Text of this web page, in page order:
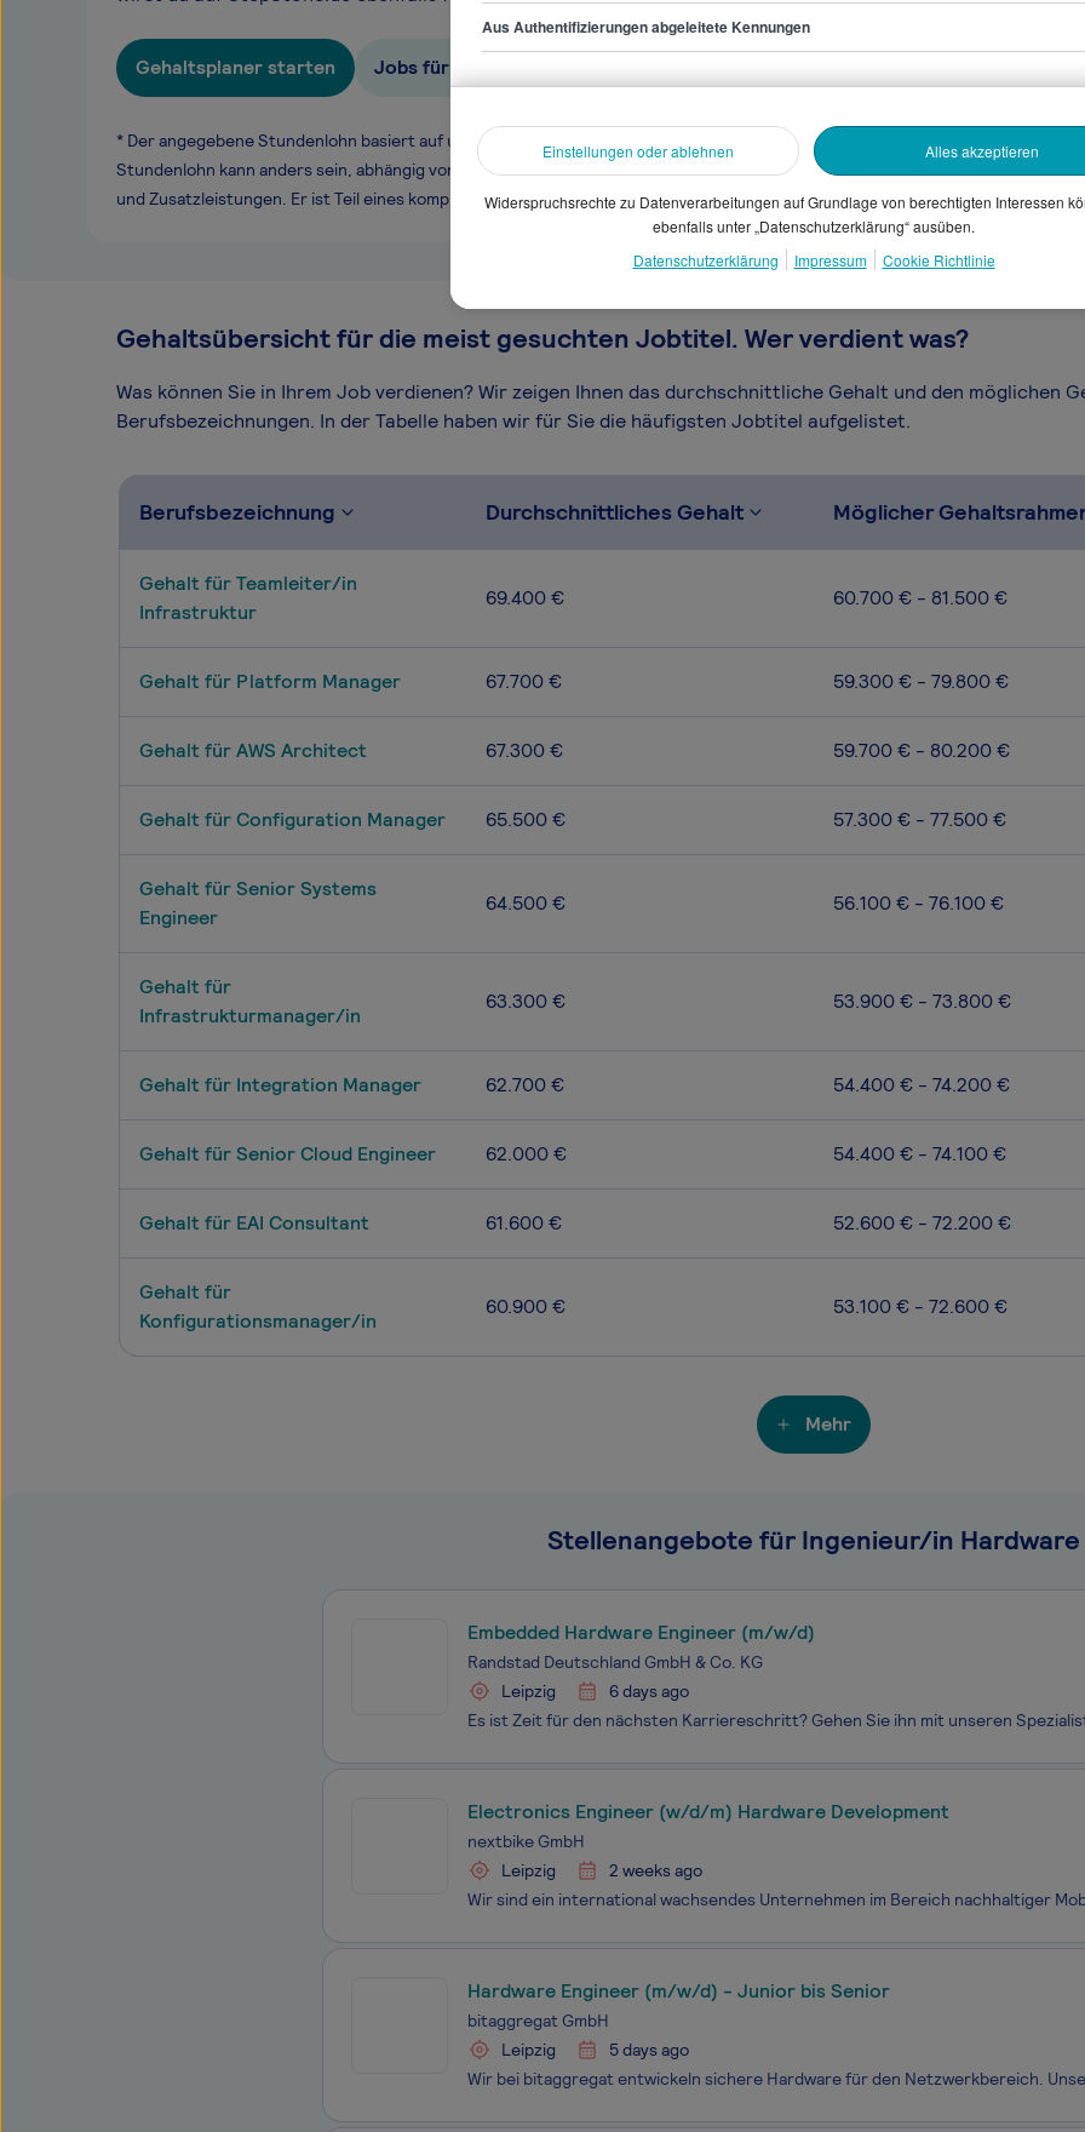
Gehaltsplaner starten Jobs für Ingenieur/in Hardware
* Der angegebene Stundenlohn basiert auf unseren gesammelten Daten. Dein
Stundenlohn kann anders sein, abhängig von Überstunden, Branche, Selbstständigkeit
und Zusatzleistungen. Er ist Teil eines komplexen Vergütungssystems.
Gehaltsübersicht für die meist gesuchten Jobtitel. Wer verdient was?
Was können Sie in Ihrem Job verdienen? Wir zeigen Ihnen das durchschnittliche Gehalt und den möglichen
Berufsbezeichnungen. In der Tabelle haben wir für Sie die häufigsten Jobtitel aufgelistet.
Berufsbezeichnung Durchschnittliches Gehalt Möglicher
Gehalt für Teamleiter/in
Infrastruktur
69.400 € 60.700 € - 81.500 €
Gehalt für Platform Manager 67.700 € 59.300 € - 79.800 €
Gehalt für AWS Architect 67.300 € 59.700 € - 80.200 €
Gehalt für Configuration Manager 65.500 € 57.300 € - 77.500 €
Gehalt für Senior Systems
Engineer
64.500 € 56.100 € - 76.100 €
Gehalt für
Infrastrukturmanager/in
63.300 € 53.900 € - 73.800 €
Gehalt für Integration Manager 62.700 € 54.400 € - 74.200 €
Gehalt für Senior Cloud Engineer 62.000 € 54.400 € - 74.100 €
Gehalt für EAI Consultant 61.600 € 52.600 € - 72.200 €
Gehalt für
Konfigurationsmanager/in
60.900 € 53.100 € - 72.600 €
Mehr
Stellenangebote für Ingenieur/in Hardware
Embedded Hardware Engineer (m/w/d)
Randstad Deutschland GmbH & Co. KG
Leipzig
6 days ago
Electronics Engineer (w/d/m) Hardware Development
nextbike GmbH
Leipzig
2 weeks ago
Hardware Engineer (m/w/d) - Junior bis Senior
bitaggregat GmbH
Leipzig
5 days ago
Aus Authentifizierungen abgeleitete Kennungen
Einstellungen oder ablehnen Alles akzeptieren
Widerspruchsrechte zu Datenverarbeitungen auf Grundlage von berechtigten Interessen
ebenfalls unter „Datenschutzerklärung“ ausüben.
Datenschutzerklärung
Impressum Cookie Richtlinie